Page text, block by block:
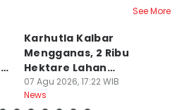
See More
Karhutla Kalbar
Mengganas, 2 Ribu
Hektare Lahan
Terbakar saat Kemarau
07 Agu 2026, 17:22 WIB
News